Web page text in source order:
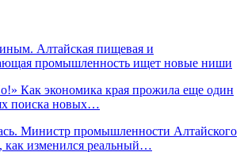
Алтайская пищевая и
промышленность ищет новые ниши
Как экономика края прожила еще один
поиска новых…
Министр промышленности Алтайского
как изменился реальный…